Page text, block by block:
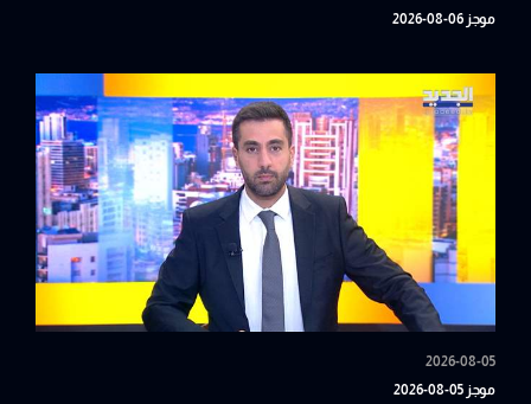
موجز 06-08-2026
2026-08-05
موجز 05-08-2026